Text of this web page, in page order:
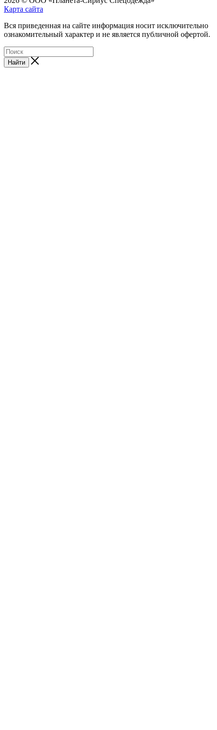
Карта сайта
Вся приведенная на сайте информация носит исключительно
ознакомительный характер и не является публичной офертой.
Найти